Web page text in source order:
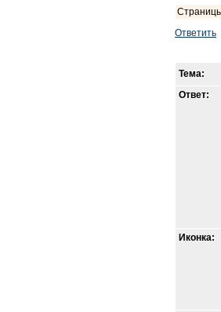
Ответить
Тема:
Ответ:
Иконка: